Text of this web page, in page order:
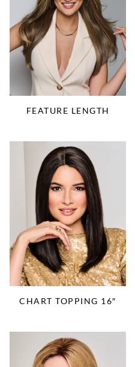
FEATURE LENGTH
CHART TOPPING 16″